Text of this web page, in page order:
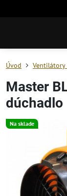
Na sklade
Úvod Ventilátory
Master
dúchadlo